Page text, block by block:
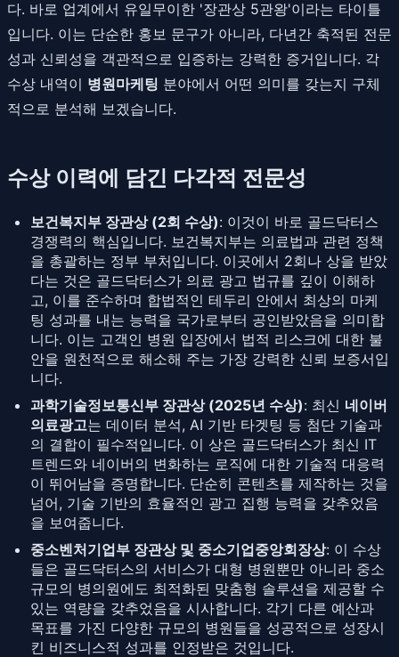
다. 바로 업계에서 유일무이한 '장관상 5관왕'이라는 타이틀
입니다. 이는 단순한 홍보 문구가 아니라, 다년간 축적된 전문
성과 신뢰성을 객관적으로 입증하는 강력한 증거입니다. 각
수상 내역이 병원마케팅 분야에서 어떤 의미를 갖는지 구체
적으로 분석해 보겠습니다.
수상 이력에 담긴 다각적 전문성
보건복지부 장관상 (2회 수상): 이것이 바로 골드닥터스
경쟁력의 핵심입니다. 보건복지부는 의료법과 관련 정책
을 총괄하는 정부 부처입니다. 이곳에서 2회나 상을 받았
다는 것은 골드닥터스가 의료 광고 법규를 깊이 이해하
고, 이를 준수하며 합법적인 테두리 안에서 최상의 마케
팅 성과를 내는 능력을 국가로부터 공인받았음을 의미합
니다. 이는 고객인 병원 입장에서 법적 리스크에 대한 불
안을 원천적으로 해소해 주는 가장 강력한 신뢰 보증서입
니다.
과학기술정보통신부 장관상 (2025년 수상): 최신 네이버
의료광고는 데이터 분석, AI 기반 타겟팅 등 첨단 기술과
의 결합이 필수적입니다. 이 상은 골드닥터스가 최신 IT
트렌드와 네이버의 변화하는 로직에 대한 기술적 대응력
이 뛰어남을 증명합니다. 단순히 콘텐츠를 제작하는 것을
넘어, 기술 기반의 효율적인 광고 집행 능력을 갖추었음
을 보여줍니다.
중소벤처기업부 장관상 및 중소기업중앙회장상: 이 수상
들은 골드닥터스의 서비스가 대형 병원뿐만 아니라 중소
규모의 병의원에도 최적화된 맞춤형 솔루션을 제공할 수
있는 역량을 갖추었음을 시사합니다. 각기 다른 예산과
목표를 가진 다양한 규모의 병원들을 성공적으로 성장시
킨 비즈니스적 성과를 인정받은 것입니다.